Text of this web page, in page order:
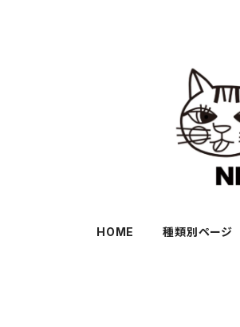
HOME 種類別ページ